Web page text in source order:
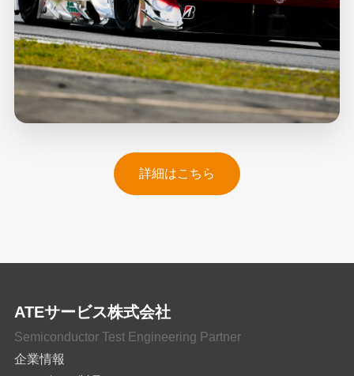
詳細はこちら
ATEサービス株式会社
Semiconductor Test Engineering Partner
企業情報